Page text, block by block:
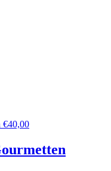
€40,00